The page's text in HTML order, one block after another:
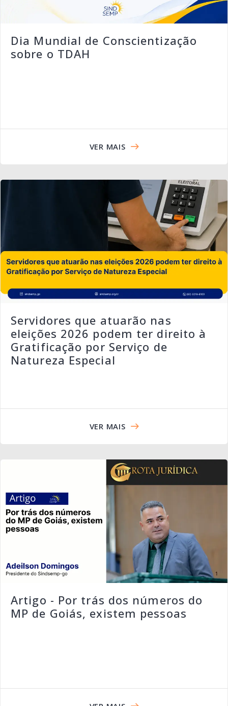
Dia Mundial de Conscientização
sobre o TDAH
VER MAIS
Servidores que atuarão nas
eleições 2026 podem ter direito à
Gratificação por Serviço de
Natureza Especial
VER MAIS
Artigo - Por trás dos números do
MP de Goiás, existem pessoas